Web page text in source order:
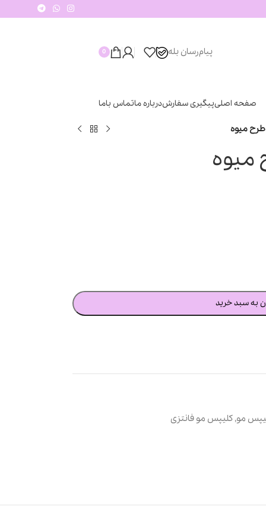
پیام‌رسان‌ بله 0
صفحه اصلیپیگیری سفارشدرباره ماتماس باما
میوه
میوه
به سبد خرید
مو, کلیپس مو فانتزی